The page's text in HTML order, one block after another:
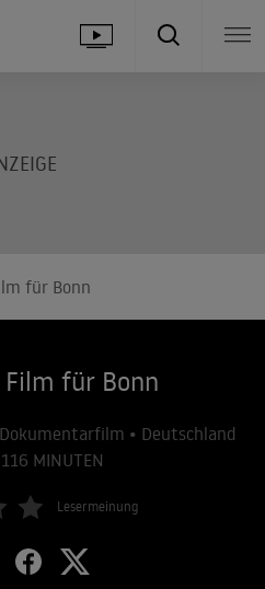
für Bonn
für Bonn
Dokumentarfilm • Deutschland
MINUTEN
Lesermeinung